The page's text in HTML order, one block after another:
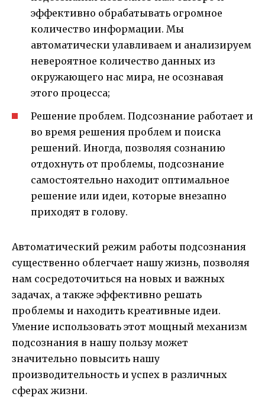
эффективно обрабатывать огромное
количество информации. Мы
автоматически улавливаем и анализируем
невероятное количество данных из
окружающего нас мира, не осознавая
этого процесса;
Решение проблем. Подсознание работает и
во время решения проблем и поиска
решений. Иногда, позволяя сознанию
отдохнуть от проблемы, подсознание
самостоятельно находит оптимальное
решение или идеи, которые внезапно
приходят в голову.
Автоматический режим работы подсознания
существенно облегчает нашу жизнь, позволяя
нам сосредоточиться на новых и важных
задачах, а также эффективно решать
проблемы и находить креативные идеи.
Умение использовать этот мощный механизм
подсознания в нашу пользу может
значительно повысить нашу
производительность и успех в различных
сферах жизни.